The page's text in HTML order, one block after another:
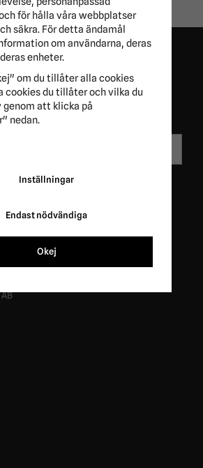
KAMPANJER OCH
endast användas till våra nyhetsbrev.
1, 269 41 Östra Karup
för hålla våra webbplatser
säkra. För detta ändamål
om användarna, deras
enheter.
om du tillåter alla cookies
cookies du tillåter och vilka du
att klicka på
nedan.
Inställningar
Endast nödvändiga
Okej